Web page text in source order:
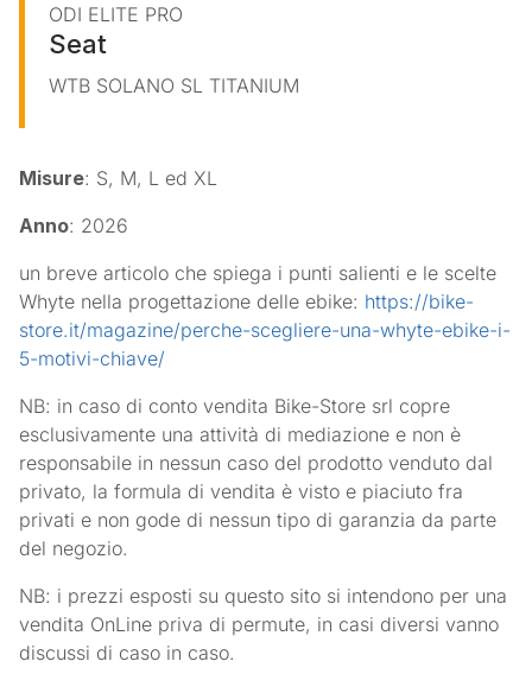
ODI ELITE PRO
Seat
WTB SOLANO SL TITANIUM
Misure: S, M, L ed XL
Anno: 2026
un breve articolo che spiega i punti salienti e le scelte
Whyte nella progettazione delle ebike: https://bike-
store.it/magazine/perche-scegliere-una-whyte-ebike-i-
5-motivi-chiave/
NB: in caso di conto vendita Bike-Store srl copre
esclusivamente una attività di mediazione e non è
responsabile in nessun caso del prodotto venduto dal
privato, la formula di vendita è visto e piaciuto fra
privati e non gode di nessun tipo di garanzia da parte
del negozio.
NB: i prezzi esposti su questo sito si intendono per una
vendita OnLine priva di permute, in casi diversi vanno
discussi di caso in caso.